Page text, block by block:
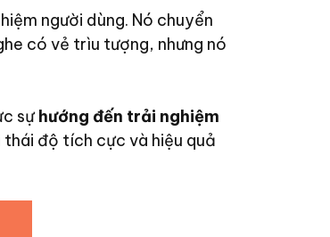
người dùng. Nó chuyển
có vẻ trìu tượng, nhưng nó
sựhướng đến trải nghiệm
độ tích cực và hiệu quả